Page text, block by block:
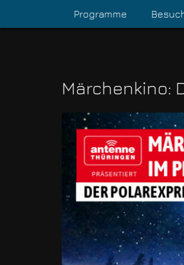
Programme
Märchenkino: